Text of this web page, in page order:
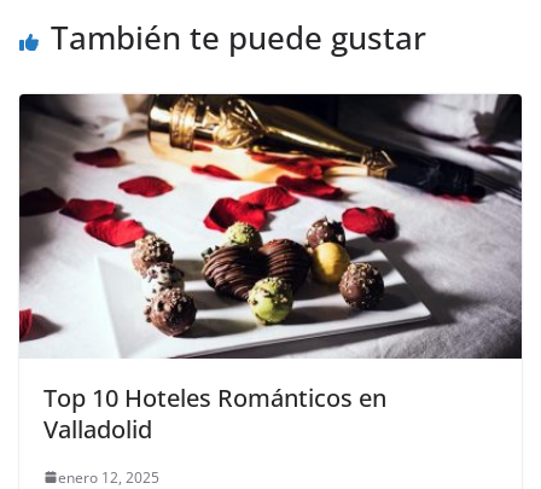
k
También te puede gustar
Top 10 Hoteles Románticos en
Valladolid
enero 12, 2025